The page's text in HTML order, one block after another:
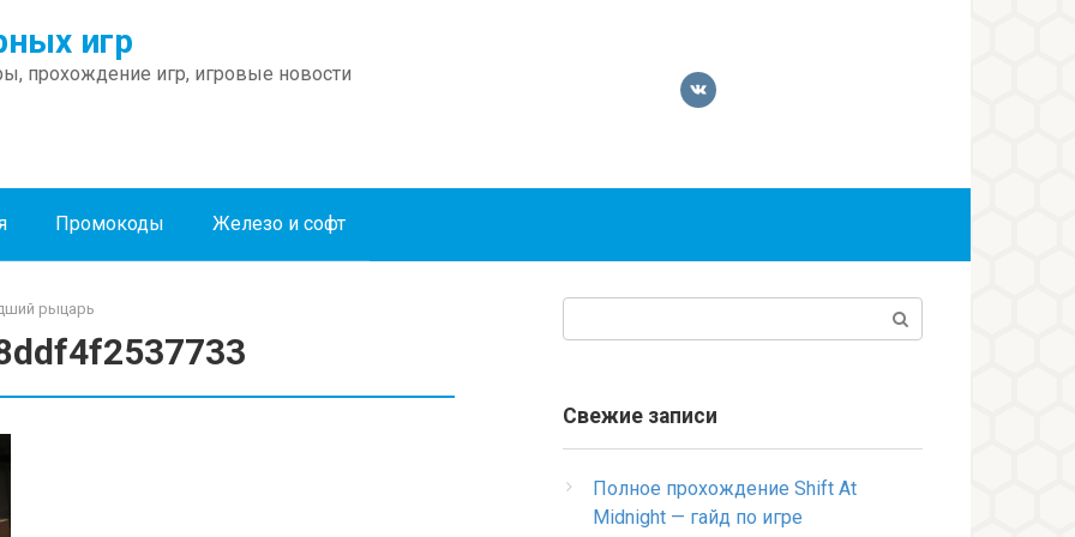
игр
прохождение игр, игровые новости
Промокоды Железо и софт
рыцарь
Свежие записи
Полное прохождение Shift At
Midnight — гайд по игре